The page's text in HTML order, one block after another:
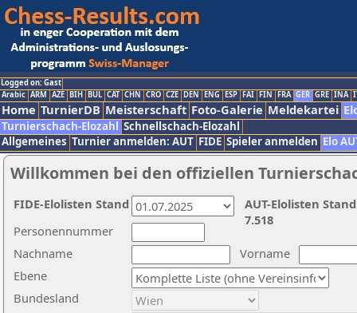
Logged on: Gast
Arabic ARM AZE BIH BUL CAT CHN CRO CZE DEN ENG ESP FAI FIN FRA GER GRE INA
Home TurnierDB Meisterschaft Foto-Galerie Meldekartei
Turnierschach-Elozahl Schnellschach-Elozahl
Allgemeines Turnier anmelden: AUT FIDE Spieler anmelden Elo
Willkommen bei den offiziellen
Nachname
Vorname
Ebene
Personennummer
Bundesland
AUT-Elolisten
7.518
FIDE-Elolisten Stand